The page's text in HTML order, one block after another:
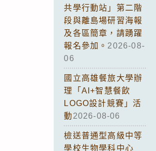
共學行動站」第二階
段與離島場研習海報
及各區簡章，請踴躍
報名參加。 2026-08-
06
國立高雄餐旅大學辦
理「AI+智慧餐飲
LOGO設計競賽」活
動 2026-08-06
檢送普通型高級中等
學校生物學科中心